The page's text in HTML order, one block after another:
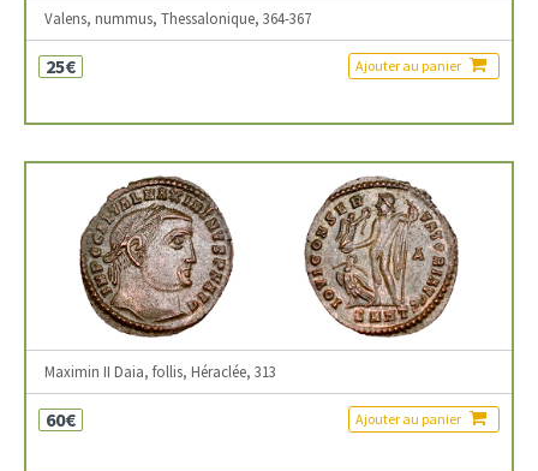
Valens, nummus, Thessalonique, 364-367
25€ Ajouter au panier
Maximin II Daia, follis, Héraclée, 313
60€ Ajouter au panier